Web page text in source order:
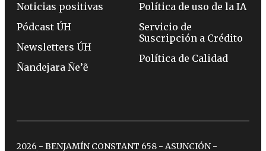
Noticias positivas
Pódcast ÚH
Newsletters ÚH
Ñandejara Ñe’ẽ
Política de uso de la IA
Servicio de
Suscripción a Crédito
Política de Calidad
2026 - BENJAMÍN CONSTANT 658 - ASUNCIÓN -